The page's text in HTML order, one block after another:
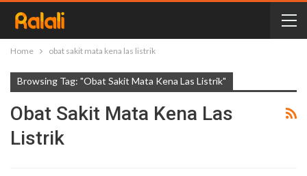
Home obat sakit mata kena las listrik
Browsing Tag: "obat Sakit Mata Kena Las Listrik"
Obat Sakit Mata Kena Las
Listrik